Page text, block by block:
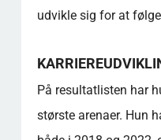
udvikle sig for at
På resultatlisten har
største arenaer. Hun